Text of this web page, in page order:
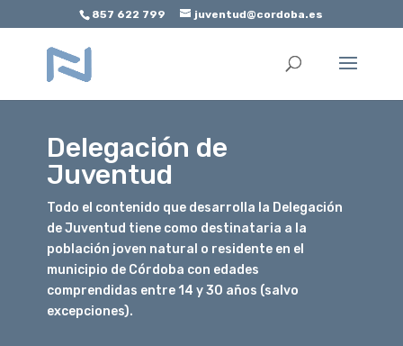
Abrir barra de herramientas
857 622 799 juventud@cordoba.es
Delegación de
Juventud
Todo el contenido que desarrolla la Delegación
de Juventud tiene como destinataria a la
población joven natural o residente en el
municipio de Córdoba con edades
comprendidas entre 14 y 30 años (salvo
excepciones).